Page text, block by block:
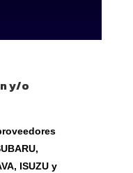
y/o
ISUZU y